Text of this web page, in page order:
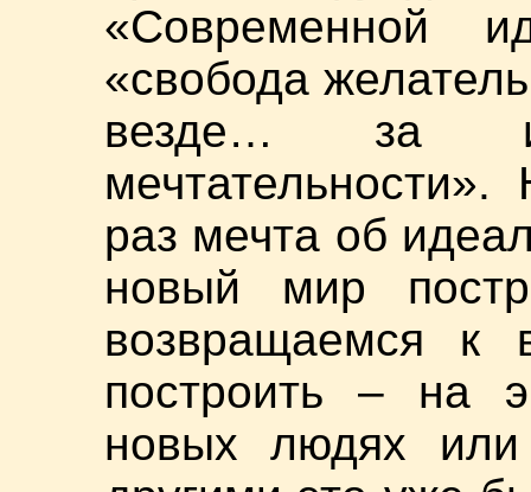
«Современной
«свобода
везде… за
раз мечта об
новый мир
возвращаемся к
построить – на
новых людях